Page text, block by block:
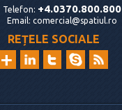
Telefon: +4.0370.800.800
Email: comercial@spatiul.ro
REȚELE SOCIALE